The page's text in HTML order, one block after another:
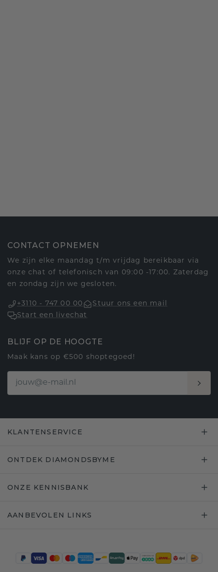
CONTACT OPNEMEN
We zijn elke maandag t/m vrijdag bereikbaar via
onze chat of telefonisch van 09:00 -17:00. Zaterdag
en zondag zijn we gesloten.
+3110 - 747 00 00
Stuur ons een mail
Start een livechat
BLIJF OP DE HOOGTE
Maak kans op €500 shoptegoed!
KLANTENSERVICE
ONTDEK DIAMONDSBYME
ONZE KENNISBANK
AANBEVOLEN LINKS